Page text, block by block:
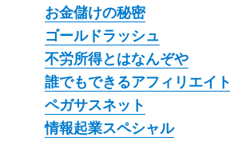
お金儲けの秘密
ゴールドラッシュ
不労所得とはなんぞや
誰でもできるアフィリエイト
ペガサスネット
情報起業スペシャル